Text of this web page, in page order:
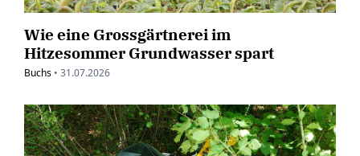
Wie eine Grossgärtnerei im
Hitzesommer Grundwasser spart
Buchs • 31.07.2026